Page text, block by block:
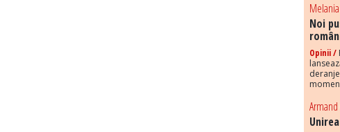
Melania
Noi
Opinii /
Armand